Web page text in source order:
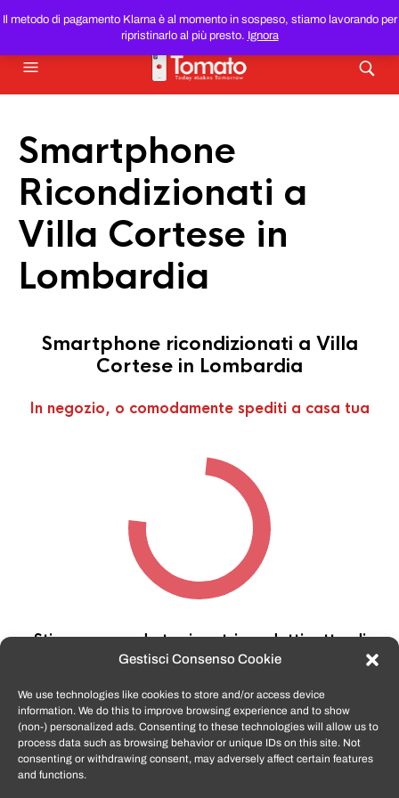
Gestisci Consenso Cookie
We use technologies like cookies to store and/or access device
information. We do this to improve browsing experience and to show
(non-) personalized ads. Consenting to these technologies will allow us to
process data such as browsing behavior or unique IDs on this site. Not
consenting or withdrawing consent, may adversely affect certain features
and functions.
Il metodo di pagamento Klarna è al momento in sospeso, stiamo lavorando per
ripristinarlo al più presto. Ignora
SMARTPHONE E TABLET RICONDIZIONATIAL MIGLIOR
PREZZO DEL WEB!
Smartphone
Ricondizionati a
Villa Cortese in
Lombardia
Smartphone ricondizionati a Villa
Cortese in Lombardia
In negozio, o comodamente spediti a casa tua
Stiamo cercando tra i nostri prodotti, attendi
qualche secondo…
TomatoSmartphone.itè lo shop n.1 in italia per
smartphone ricondizionati garantiti e certificati
di tutte le marche,APPLE, SAMSUNG, HUAWEI,
ONEPLUS, XIAOMI e tanto altro